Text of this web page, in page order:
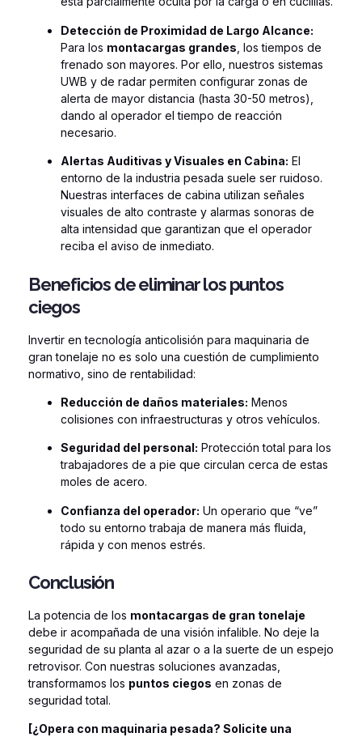
Detección de Proximidad de Largo Alcance:
Para los montacargas grandes , los tiempos de
frenado son mayores. Por ello, nuestros sistemas
UWB y de radar permiten configurar zonas de
alerta de mayor distancia (hasta 30-50 metros),
dando al operador el tiempo de reacción
necesario.
Alertas Auditivas y Visuales en Cabina: El
entorno de la industria pesada suele ser ruidoso.
Nuestras interfaces de cabina utilizan señales
visuales de alto contraste y alarmas sonoras de
alta intensidad que garantizan que el operador
reciba el aviso de inmediato.
Beneficios de eliminar los puntos
ciegos
Invertir en tecnología anticolisión para maquinaria de
gran tonelaje no es solo una cuestión de cumplimiento
normativo, sino de rentabilidad:
Reducción de daños materiales: Menos
colisiones con infraestructuras y otros vehículos.
Seguridad del personal: Protección total para los
trabajadores de a pie que circulan cerca de estas
moles de acero.
Confianza del operador: Un operario que “ve”
todo su entorno trabaja de manera más fluida,
rápida y con menos estrés.
Conclusión
La potencia de los montacargas de gran tonelaje
debe ir acompañada de una visión infalible. No deje la
seguridad de su planta al azar o a la suerte de un espejo
retrovisor. Con nuestras soluciones avanzadas,
transformamos los puntos ciegos en zonas de
seguridad total.
[¿Opera con maquinaria pesada? Solicite una